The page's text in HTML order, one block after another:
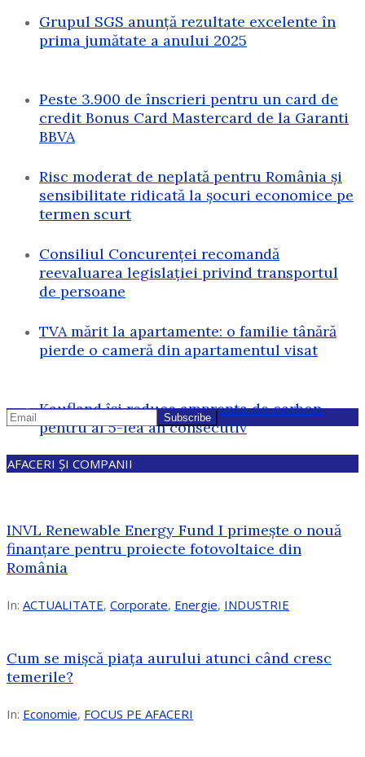
Grupul SGS anunță rezultate excelente în
prima jumătate a anului 2025
Peste 3.900 de înscrieri pentru un card de
credit Bonus Card Mastercard de la Garanti
BBVA
Risc moderat de neplată pentru România și
sensibilitate ridicată la șocuri economice pe
termen scurt
Consiliul Concurenței recomandă
reevaluarea legislației privind transportul
de persoane
TVA mărit la apartamente: o familie tânără
pierde o cameră din apartamentul visat
Kaufland își reduce amprenta de carbon
pentru al 5-lea an consecutiv
AFACERI ȘI COMPANII
INVL Renewable Energy Fund I primește o nouă
finanțare pentru proiecte fotovoltaice din
România
In: ACTUALITATE, Corporate, Energie, INDUSTRIE
Cum se mișcă piața aurului atunci când cresc
temerile?
In: Economie, FOCUS PE AFACERI